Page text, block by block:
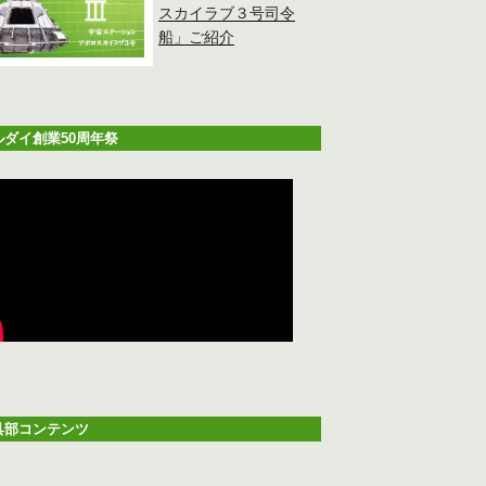
スカイラブ３号司令
船」ご紹介
ダイ創業50周年祭
部コンテンツ